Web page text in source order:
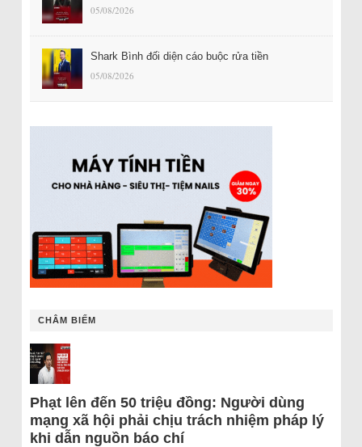
05/08/2026
Shark Bình đối diện cáo buộc rửa tiền
05/08/2026
CHÂM BIẾM
Phạt lên đến 50 triệu đồng: Người dùng
mạng xã hội phải chịu trách nhiệm pháp lý
khi dẫn nguồn báo chí